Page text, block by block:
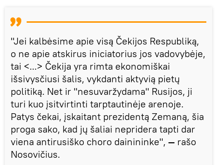
"Jei kalbėsime apie visą Čekijos Respubliką,
o ne apie atskirus iniciatorius jos vadovybėje,
tai <...> Čekija yra rimta ekonomiškai
išsivysčiusi šalis, vykdanti aktyvią pietų
politiką. Net ir "nesuvaržydama" Rusijos, ji
turi kuo įsitvirtinti tarptautinėje arenoje.
Patys čekai, įskaitant prezidentą Zemaną, šia
proga sako, kad jų šaliai nepridera tapti dar
viena antirusiško choro dainininke", — rašo
Nosovičius.